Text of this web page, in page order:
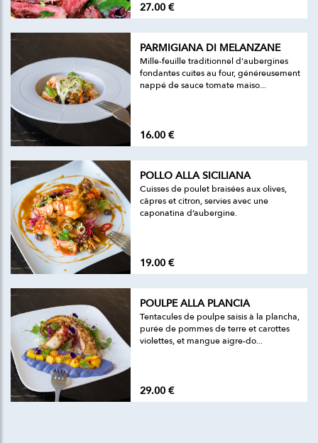
27.00 €
PARMIGIANA DI MELANZANE
Mille-feuille traditionnel d'aubergines
fondantes cuites au four, généreusement
nappé de sauce tomate maiso...
16.00 €
POLLO ALLA SICILIANA
Cuisses de poulet braisées aux olives,
câpres et citron, servies avec une
caponatina d’aubergine.
19.00 €
POULPE ALLA PLANCIA
Tentacules de poulpe saisis à la plancha,
purée de pommes de terre et carottes
violettes, et mangue aigre-do...
29.00 €